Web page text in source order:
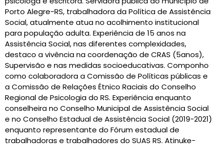
Porto Alegre-RS, trabalhadora da Política de Assistência
Social, atualmente atua no acolhimento institucional
para população adulta. Experiência de 15 anos na
Assistência Social, nas diferentes complexidades,
destaco a vivência na coordenação de CRAS (5anos),
Supervisão e nas medidas socioeducativas. Componho
como colaboradora a Comissão de Políticas públicas e
a Comissão de Relações Étnico Raciais do Conselho
Regional de Psicologia do RS. Experiência enquanto
conselheira no Conselho Municipal de Assistência Social
e no Conselho Estadual de Assistência Social (2019-2021)
enquanto representante do Fórum estadual de
trabalhadoras e trabalhadores do SUAS RS. Atinuke-